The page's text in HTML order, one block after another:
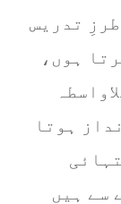
تدریس
ہوں،
ہوتا
سے ہیں